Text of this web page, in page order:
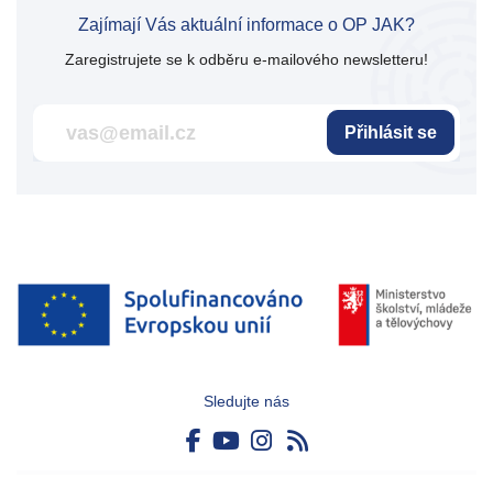
Zajímají Vás aktuální informace o OP JAK?
Zaregistrujete se k odběru e-mailového newsletteru!
Přihlásit se
Sledujte nás